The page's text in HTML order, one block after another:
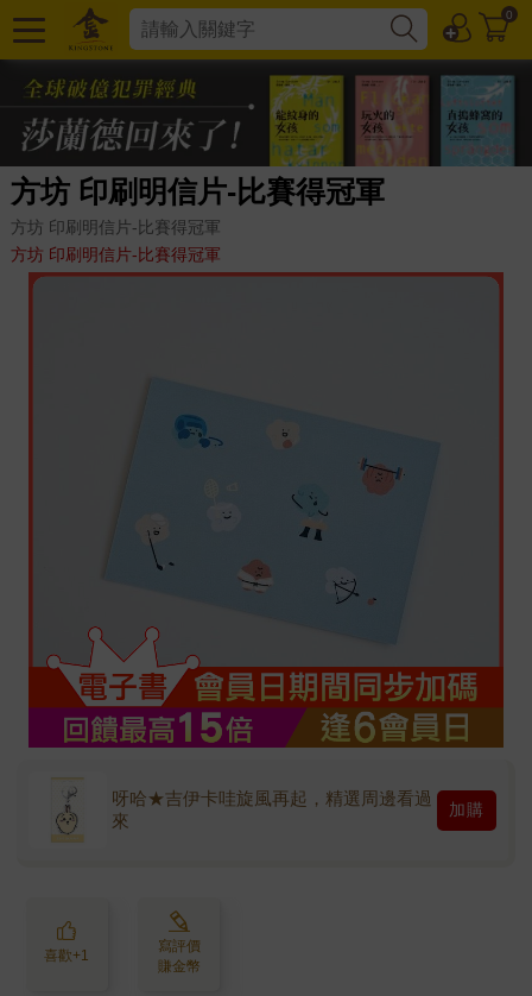
0
方坊 印刷明信片-比賽得冠軍
方坊 印刷明信片-比賽得冠軍
方坊 印刷明信片-比賽得冠軍
呀哈★吉伊卡哇旋風再起，精選周邊看過
來
加購
喜歡+1
寫評價
賺金幣